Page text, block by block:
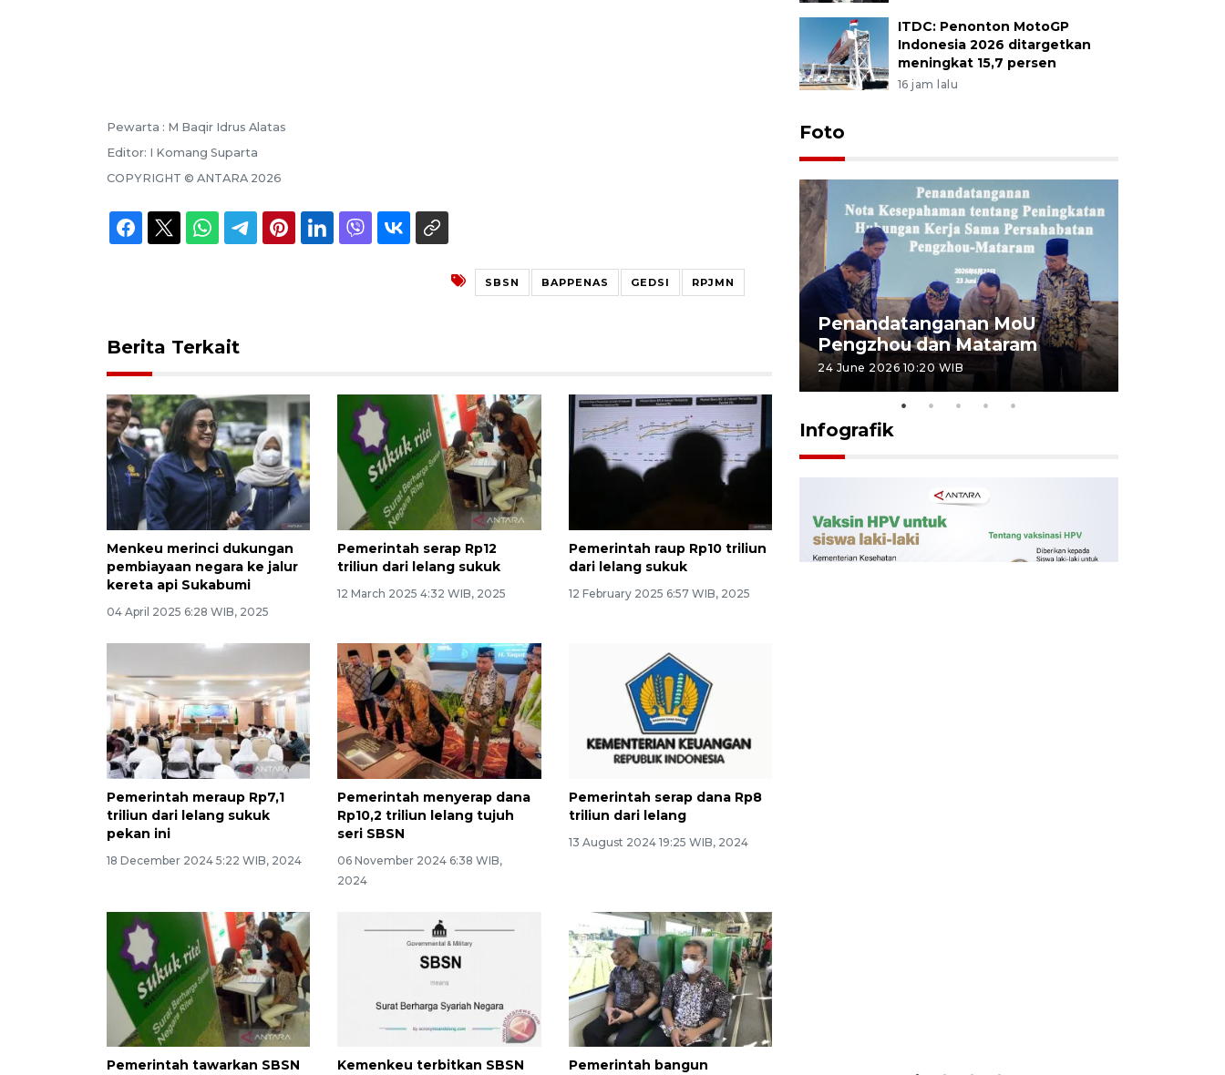
Pewarta : M Baqir Idrus Alatas
Editor: I Komang Suparta
COPYRIGHT © ANTARA 2026
SBSN BAPPENAS GEDSI RPJMN
Berita Terkait
Menkeu merinci dukungan
pembiayaan negara ke jalur
kereta api Sukabumi
04 April 2025 6:28 WIB, 2025
Pemerintah serap Rp12
triliun dari lelang sukuk
12 March 2025 4:32 WIB, 2025
Pemerintah raup Rp10 triliun
dari lelang sukuk
12 February 2025 6:57 WIB, 2025
Pemerintah meraup Rp7,1
triliun dari lelang sukuk
pekan ini
18 December 2024 5:22 WIB, 2024
Pemerintah menyerap dana
Rp10,2 triliun lelang tujuh
seri SBSN
06 November 2024 6:38 WIB,
2024
Pemerintah serap dana Rp8
triliun dari lelang
13 August 2024 19:25 WIB, 2024
Pemerintah tawarkan SBSN Kemenkeu terbitkan SBSN Pemerintah bangun
ITDC: Penonton MotoGP
Indonesia 2026 ditargetkan
meningkat 15,7 persen
16 jam lalu
Foto
Penandatanganan MoU
Pengzhou dan Mataram
24 June 2026 10:20 WIB
Infografik
Waspadai penyakit saat
musim kemarau